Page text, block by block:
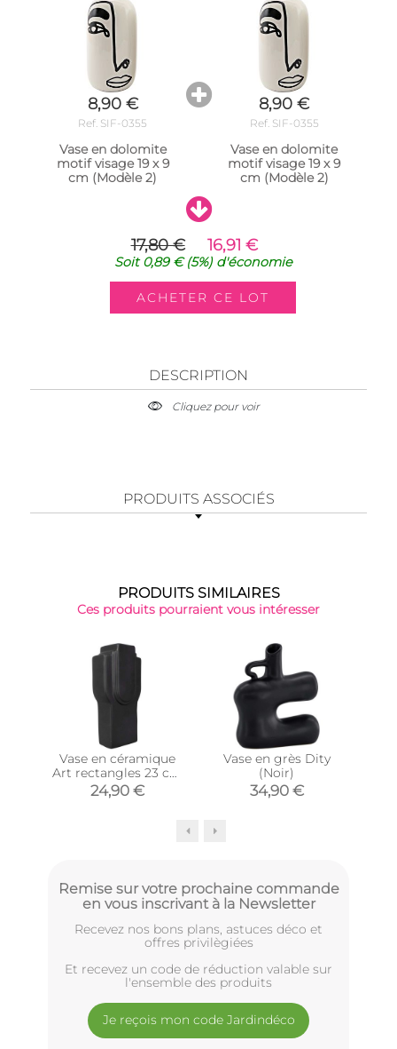
8,90 €
Ref. SIF-0355
Vase en dolomite
motif visage 19 x 9
cm (Modèle 2)
8,90 €
Ref. SIF-0355
Vase en dolomite
motif visage 19 x 9
cm (Modèle 2)
17,80 € 16,91 €
Soit0,89 €(5%)d'économie
DESCRIPTION
Cliquez pour voir
PRODUITS ASSOCIÉS
PRODUITS SIMILAIRES
Ces produits pourraient vous intéresser
Vase en céramique
Art rectangles 23 cm
(Noir)
24,90 €
Vase en grès Dity
(Noir)
34,90 €
Remise sur votre prochaine commande
en vous inscrivant à la Newsletter
Recevez nos bons plans, astuces déco et
offres privilègiées
Et recevez un code de réduction valable sur
l'ensemble des produits
Je reçois mon code Jardindéco